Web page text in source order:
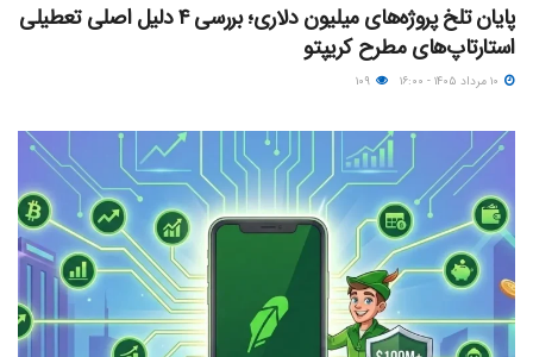
پایان تلخ پروژه‌های میلیون دلاری؛ بررسی ۴ دلیل اصلی تعطیلی
استارتاپ‌های مطرح کریپتو